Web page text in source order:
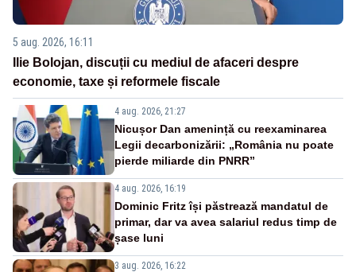
5 aug. 2026, 16:11
Ilie Bolojan, discuții cu mediul de afaceri despre
economie, taxe și reformele fiscale
4 aug. 2026, 21:27
Nicușor Dan amenință cu reexaminarea
Legii decarbonizării: „România nu poate
pierde miliarde din PNRR”
4 aug. 2026, 16:19
Dominic Fritz își păstrează mandatul de
primar, dar va avea salariul redus timp de
șase luni
3 aug. 2026, 16:22